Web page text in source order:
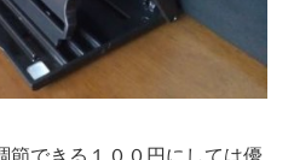
節できる１００円にしては優